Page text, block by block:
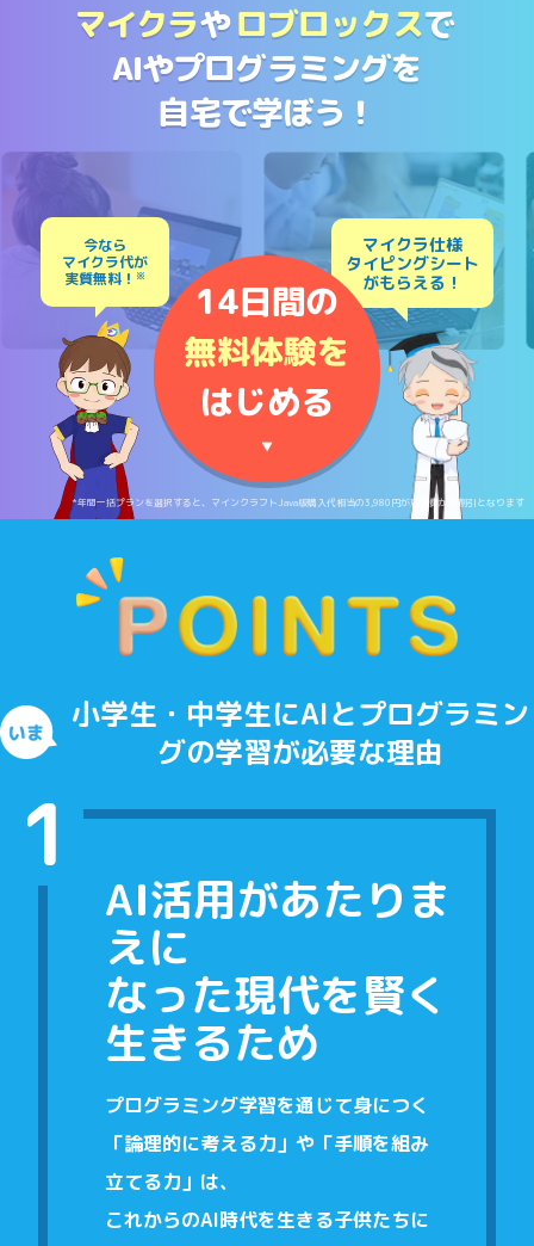
マイクラやロブロックスで
AIやプログラミングを
自宅で学ぼう！
今なら
マイクラ代が
実質無料！ ※
マイクラ仕様
タイピングシート
がもらえる！
14日間の
無料体験を
はじめる
▼
*年間一括プランを選択すると、マインクラフトJava版購入代相当の3,980円が月額費から割引となります
小学生・中学生にAIとプログラミン
グの学習が必要な理由
1
AI活用があたりま
えに
なった現代を賢く
生きるため
プログラミング学習を通じて身につく
「論理的に考える力」や「手順を組み
立てる力」は、
これからのAI時代を生きる子供たちに